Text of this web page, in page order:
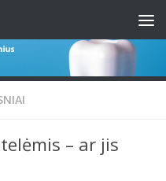
– ar jis